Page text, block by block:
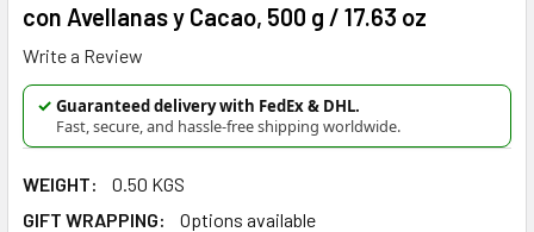
con Avellanas y Cacao, 500 g / 17.63 oz
Write a Review
✓ Guaranteed delivery with FedEx & DHL.
Fast, secure, and hassle-free shipping worldwide.
WEIGHT:
0.50 KGS
GIFT WRAPPING:
Options available